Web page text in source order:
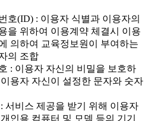
호(ID) : 이용자 식별과 이용자의
을 위하여 이용계약 체결시 이용
의하여 교육정보원이 부여하는
의 조합
: 이용자 자신의 비밀을 보호하
용자 자신이 설정한 문자와 숫자
서비스 제공을 받기 위해 이용자
인용 컴퓨터 및 모뎀 등의 기기